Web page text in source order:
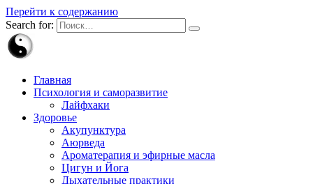
Перейти к содержанию
Search for:
Главная
Психология и саморазвитие
Лайфхаки
Здоровье
Акупунктура
Аюрведа
Ароматерапия и эфирные масла
Цигун и Йога
Дыхательные практики